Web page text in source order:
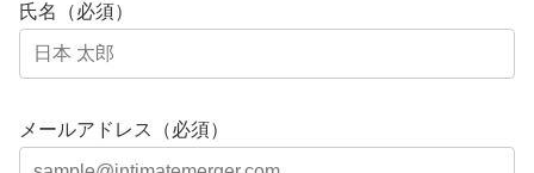
氏名（必須）
メールアドレス（必須）